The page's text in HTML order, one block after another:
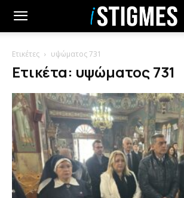
Ετικέτες υψώματος 731
Ετικέτα: υψώματος 731